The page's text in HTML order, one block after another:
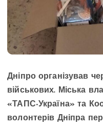
Дніпро організував
військових. Міська
«ТАПС-Україна» та
волонтерів Дніпра